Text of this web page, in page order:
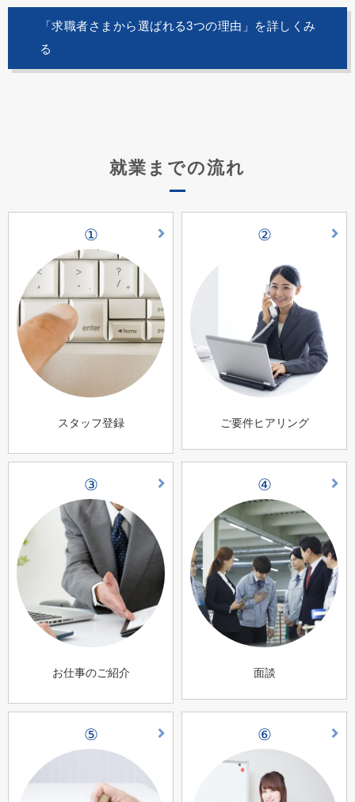
「求職者さまから選ばれる3つの理由」を詳しくみ
る
就業までの流れ
①
スタッフ登録
②
ご要件ヒアリング
③
お仕事のご紹介
④
面談
⑤ ⑥